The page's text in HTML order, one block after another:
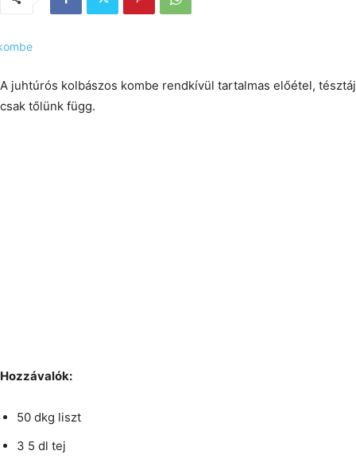
A juhtúrós kolbászos kombe rendkívül tartalmas előétel,
csak tőlünk függ.
Hozzávalók:
50 dkg liszt
3 5 dl tej